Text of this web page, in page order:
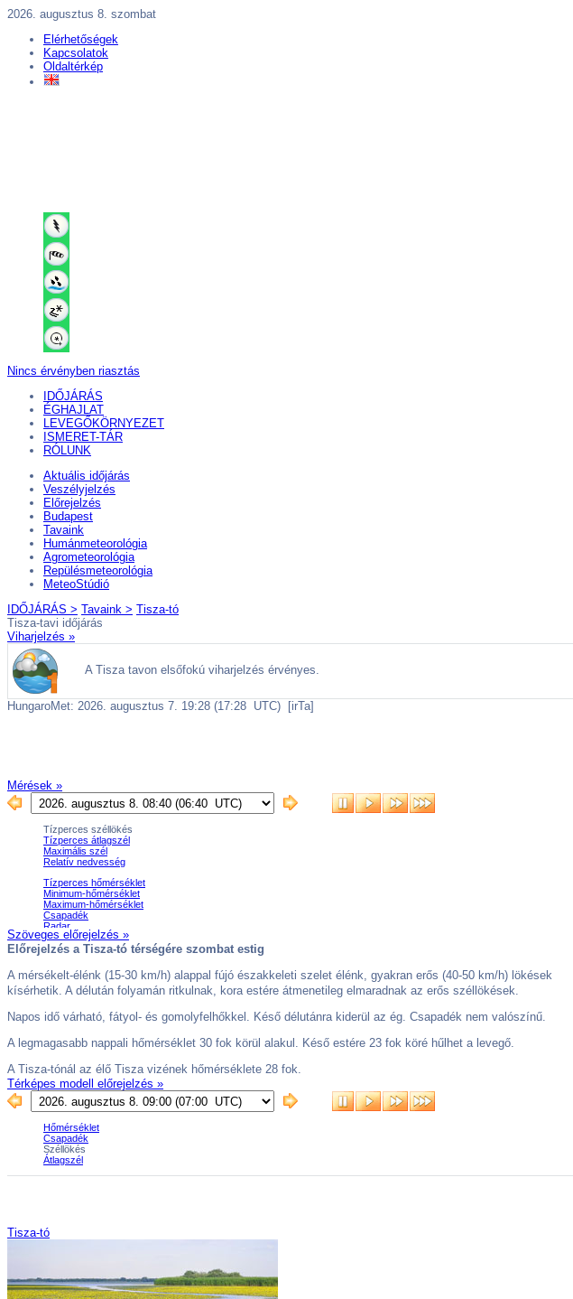
2026. augusztus 8. szombat
Elérhetőségek
Kapcsolatok
Oldaltérkép
Nincs érvényben riasztás
IDŐJÁRÁS
ÉGHAJLAT
LEVEGŐKÖRNYEZET
ISMERET-TÁR
RÓLUNK
Aktuális időjárás
Veszélyjelzés
Előrejelzés
Budapest
Tavaink
Humánmeteorológia
Agrometeorológia
Repülésmeteorológia
MeteoStúdió
IDŐJÁRÁS > Tavaink > Tisza-tó
Tisza-tavi időjárás
Viharjelzés »
Mérések »
Szöveges előrejelzés »
Térképes modell előrejelzés »
Tisza-tó